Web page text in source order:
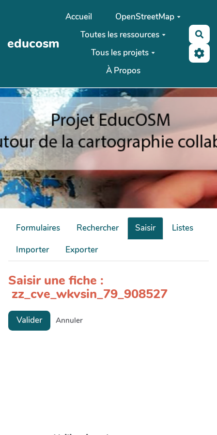
Aller au contenu principal
educosm
Accueil
OpenStreetMap
Toutes les ressources
Tous les projets
À Propos
Formulaires Rechercher Saisir
Listes
Importer
Exporter
Saisir une fiche :
zz_cve_wkvsin_79_908527
Valider Annuler